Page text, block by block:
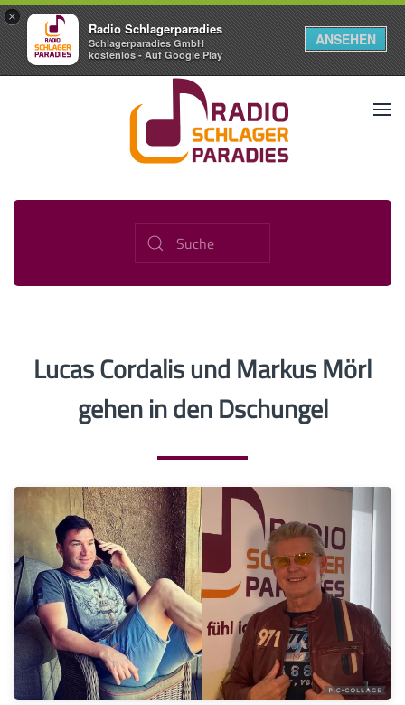
×
Radio Schlagerparadies
Schlagerparadies GmbH
kostenlos - Auf Google Play
ANSEHEN
Lucas Cordalis und Markus Mörl
gehen in den Dschungel